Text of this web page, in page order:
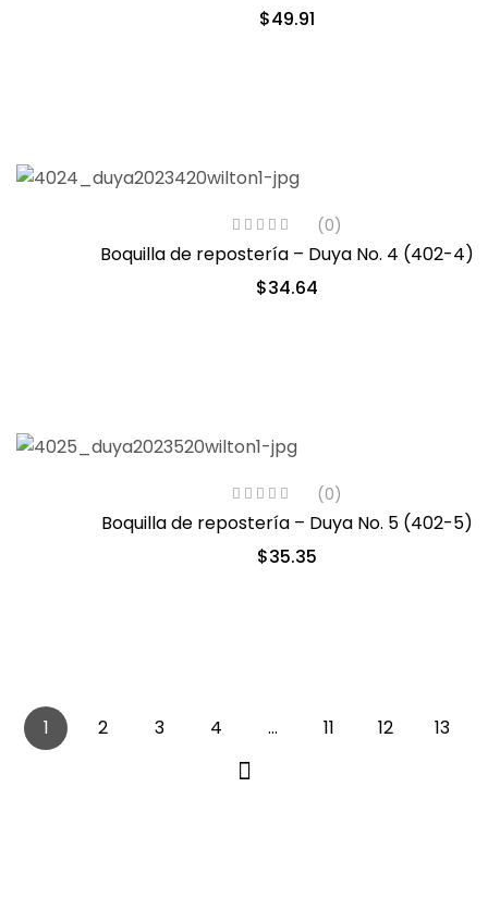
$49.91
(0)
Boquilla de repostería – Duya No. 4 (402-4)
$34.64
(0)
Boquilla de repostería – Duya No. 5 (402-5)
$35.35
1 2 3 4 … 11 12 13